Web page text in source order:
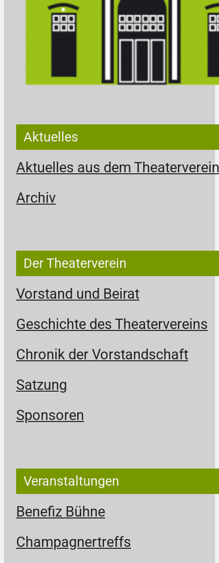
Aktuelles
Aktuelles aus dem Theaterverein
Archiv
Der Theaterverein
Vorstand und Beirat
Geschichte des Theatervereins
Chronik der Vorstandschaft
Satzung
Sponsoren
Veranstaltungen
Benefiz Bühne
Champagnertreffs